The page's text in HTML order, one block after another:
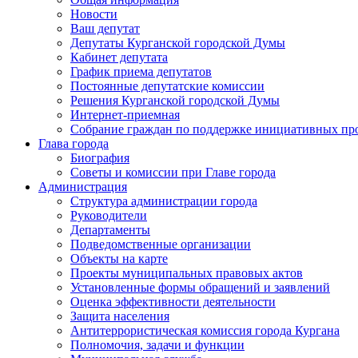
Новости
Ваш депутат
Депутаты Курганской городской Думы
Кабинет депутата
График приема депутатов
Постоянные депутатские комиссии
Решения Курганской городской Думы
Интернет-приемная
Собрание граждан по поддержке инициативных
Глава города
Биография
Советы и комиссии при Главе города
Администрация
Структура администрации города
Руководители
Департаменты
Подведомственные организации
Объекты на карте
Проекты муниципальных правовых актов
Установленные формы обращений и заявлений
Оценка эффективности деятельности
Защита населения
Антитеррористическая комиссия города Кургана
Полномочия, задачи и функции